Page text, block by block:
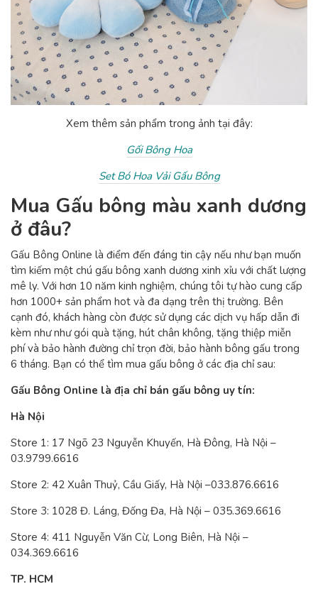
Xem thêm sản phẩm trong ảnh tại đây:
Gối Bông Hoa
Set Bó Hoa Vải Gấu Bông
Mua Gấu bông màu xanh dương
ở đâu?
Gấu Bông Online là điểm đến đáng tin cậy nếu như bạn muốn
tìm kiếm một chú gấu bông xanh dương xinh xỉu với chất lượng
mê ly. Với hơn 10 năm kinh nghiệm, chúng tôi tự hào cung cấp
hơn 1000+ sản phẩm hot và đa dạng trên thị trường. Bên
cạnh đó, khách hàng còn được sử dụng các dịch vụ hấp dẫn đi
kèm như như gói quà tặng, hút chân không, tặng thiệp miễn
phí và bảo hành đường chỉ trọn đời, bảo hành bông gấu trong
6 tháng. Bạn có thể tìm mua gấu bông ở các địa chỉ sau:
Gấu Bông Online là địa chỉ bán gấu bông uy tín:
Hà Nội
Store 1: 17 Ngõ 23 Nguyễn Khuyến, Hà Đông, Hà Nội –
03.9799.6616
Store 2: 42 Xuân Thuỷ, Cầu Giấy, Hà Nội –033.876.6616
Store 3: 1028 Đ. Láng, Đống Đa, Hà Nội – 035.369.6616
Store 4: 411 Nguyễn Văn Cừ, Long Biên, Hà Nội –
034.369.6616
TP. HCM